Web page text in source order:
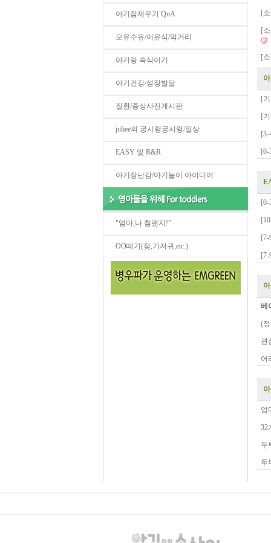
아기잠재우기 QnA
모유수유/이유식/먹거리
아기랑 속삭이기
아기건강/성장발달
질환/증상사진게시판
juliee의 궁시렁궁시렁/일상
EASY 및 R&R
아기장난감/아기놀이 아이디어
"엄마,나 침팬지!"
OO떼기(젖,기저귀,etc.)
[
[
[
[
[
베
(
관
어
엄
32
두
두